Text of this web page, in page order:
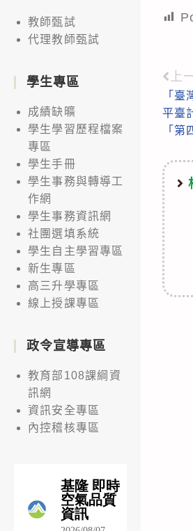
上
「
平臺
「第
教師甄試
代理教師甄試
學生專區
成績缺曠
學生學習歷程檔案
專區
學生手冊
學生事務與轉導工
作網
學生事務資訊網
社團選填系統
學生自主學習專區
新生專區
高三升學專區
線上授課專區
政令宣導專區
教育部108課綱資
訊網
資訊安全專區
內控稽核專區